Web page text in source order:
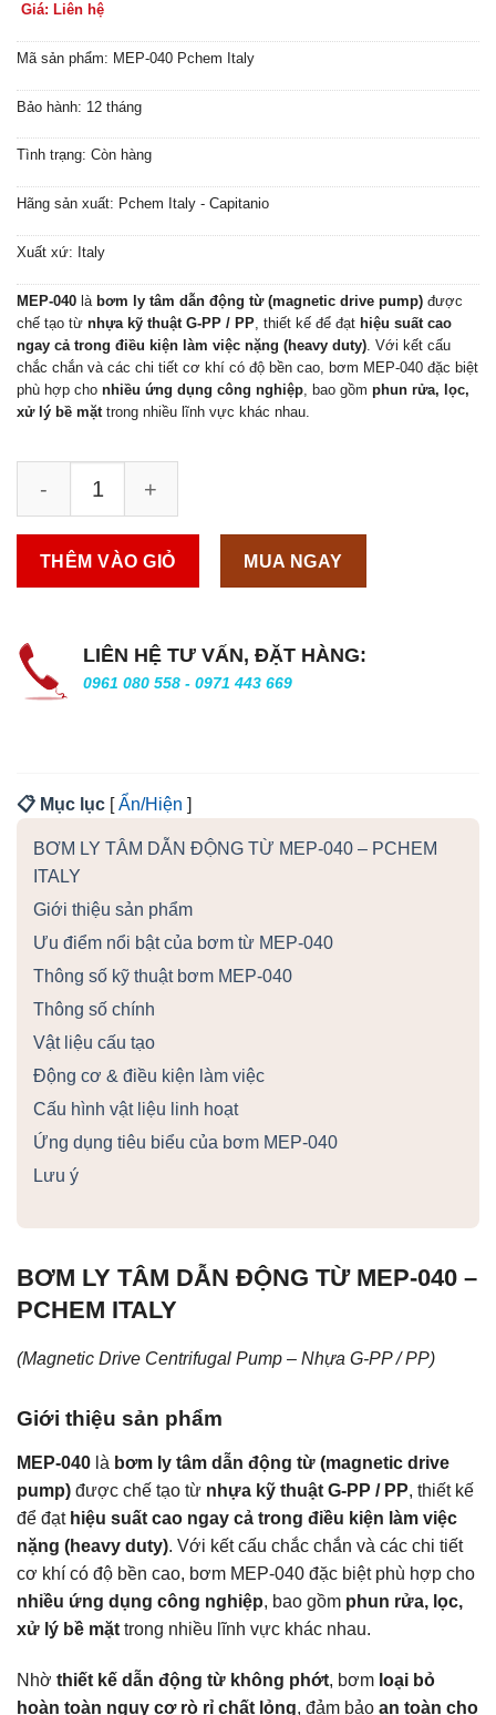
Giá: Liên hệ
Mã sản phẩm: MEP-040 Pchem Italy
Bảo hành: 12 tháng
Tình trạng: Còn hàng
Hãng sản xuất: Pchem Italy - Capitanio
Xuất xứ: Italy
MEP-040 là bơm ly tâm dẫn động từ (magnetic drive pump) được
chế tạo từ nhựa kỹ thuật G-PP / PP , thiết kế để đạt hiệu suất cao
ngay cả trong điều kiện làm việc nặng (heavy duty) . Với kết cấu
chắc chắn và các chi tiết cơ khí có độ bền cao, bơm MEP-040 đặc biệt
phù hợp cho nhiều ứng dụng công nghiệp , bao gồm phun rửa, lọc,
xử lý bề mặt trong nhiều lĩnh vực khác nhau.
THÊM VÀO GIỎ MUA NGAY
LIÊN HỆ TƯ VẤN, ĐẶT HÀNG:
0961 080 558 - 0971 443 669
📋 Mục lục [Ẩn/Hiện ]
BƠM LY TÂM DẪN ĐỘNG TỪ MEP-040 – PCHEM
ITALY
Giới thiệu sản phẩm
Ưu điểm nổi bật của bơm từ MEP-040
Thông số kỹ thuật bơm MEP-040
Thông số chính
Vật liệu cấu tạo
Động cơ & điều kiện làm việc
Cấu hình vật liệu linh hoạt
Ứng dụng tiêu biểu của bơm MEP-040
Lưu ý
BƠM LY TÂM DẪN ĐỘNG TỪ MEP-040 –
PCHEM ITALY
(Magnetic Drive Centrifugal Pump – Nhựa G-PP / PP)
Giới thiệu sản phẩm
MEP-040 là bơm ly tâm dẫn động từ (magnetic drive
pump) được chế tạo từ nhựa kỹ thuật G-PP / PP, thiết kế
để đạt hiệu suất cao ngay cả trong điều kiện làm việc
nặng (heavy duty). Với kết cấu chắc chắn và các chi tiết
cơ khí có độ bền cao, bơm MEP-040 đặc biệt phù hợp cho
nhiều ứng dụng công nghiệp, bao gồm phun rửa, lọc,
xử lý bề mặt trong nhiều lĩnh vực khác nhau.
Nhờ thiết kế dẫn động từ không phớt, bơm loại bỏ
hoàn toàn nguy cơ rò rỉ chất lỏng, đảm bảo an toàn cho